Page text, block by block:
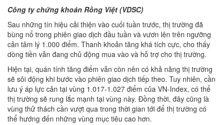
Công ty chứng khoán Rồng Việt (VDSC)
Sau những tín hiệu cải thiện vào cuối tuần trước, thị trường đã
bùng nổ trong phiên giao dịch đầu tuần và vươn lên trên ngưỡng
cản tâm lý 1.000 điểm. Thanh khoản tăng khá tích cực, cho thấy
dòng tiền vẫn đang chủ động mua vào và hỗ trợ cho thị trường.
Hiện tại, quán tính tăng điểm vẫn còn nên có khả năng thị trường
sẽ sôi động khi bước vào phiên giao dịch tiếp theo. Tuy nhiên, cần
lưu ý áp lực cản tại vùng 1.017-1.027 điểm của VN-Index, có thể
thị trường sẽ rung lắc mạnh tại vùng này. Đồng thời, đây cũng là
vùng thử thách cần vượt qua trong thời gian tới để thị trường có
thể hướng đến những vùng mục tiêu cao hơn.